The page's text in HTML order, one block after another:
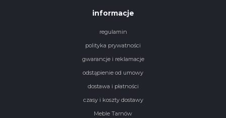
informacje
regulamin
polityka prywatności
gwarancje i reklamacje
odstąpienie od umowy
dostawa i płatności
czasy i koszty dostawy
Meble Tarnów